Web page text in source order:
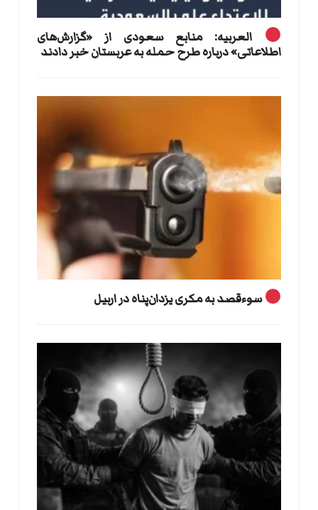
العربیه: منابع سعودی از «گزارش‌های
اطلاعاتی» درباره طرح حمله به عربستان خبر دادند
سوءقصد به مکری یزدان‌پناه در اربیل